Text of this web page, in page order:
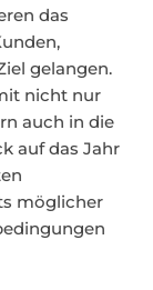
das
gelangen.
nicht nur
auch in die
auf das Jahr
möglicher